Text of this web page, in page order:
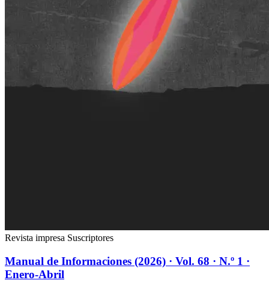
Revista impresa Suscriptores
Manual de Informaciones (2026) · Vol. 68 · N.º 1 ·
Enero-Abril